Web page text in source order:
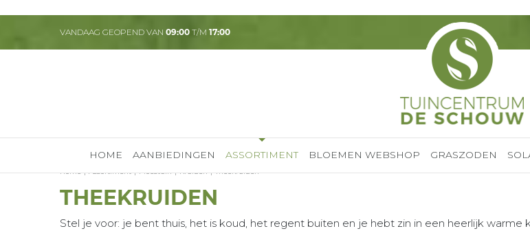
Home Assortiment Moestuin Kruiden Theekruiden
VANDAAG GEOPEND VAN 09:00 T/M 17:00
HOME AANBIEDINGEN ASSORTIMENT BLOEMEN WEBSHOP GRASZODEN
THEEKRUIDEN
Stel je voor: je bent thuis, het is koud, het regent buiten en je hebt zin in een heerlijk warme